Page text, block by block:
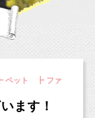
ペット ┣ ファ
ます！